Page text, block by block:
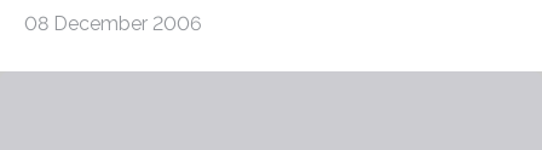
08 December 2006